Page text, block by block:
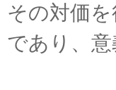
その対価
であり、意